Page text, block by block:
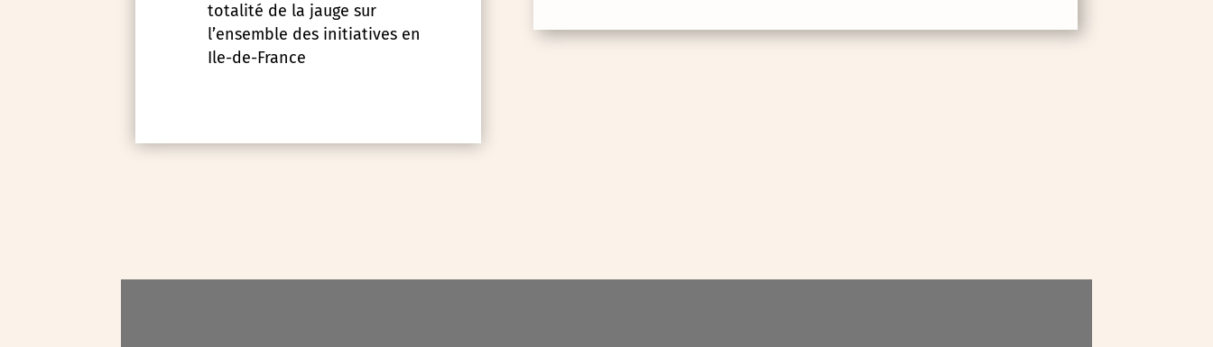
totalité de la jauge sur
l’ensemble des initiatives en
Ile-de-France